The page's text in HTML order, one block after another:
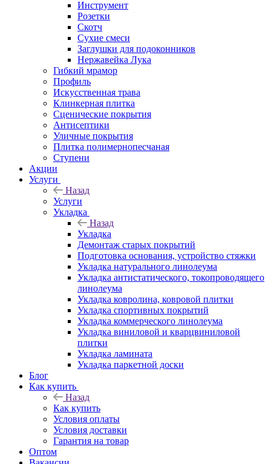
Инструмент
Розетки
Скотч
Сухие смеси
Заглушки для подоконников
Нержавейка Лука
Гибкий мрамор
Профиль
Искусственная трава
Клинкерная плитка
Сценические покрытия
Антисептики
Уличные покрытия
Плитка полимернопесчаная
Ступени
Акции
Услуги
Назад
Услуги
Укладка
Назад
Укладка
Демонтаж старых покрытий
Подготовка основания, устройство стяжки
Укладка натурального линолеума
Укладка антистатического, токопроводящего
линолеума
Укладка ковролина, ковровой плитки
Укладка спортивных покрытий
Укладка коммерческого линолеума
Укладка виниловой и кварцвиниловой
плитки
Укладка ламината
Укладка паркетной доски
Блог
Как купить
Назад
Как купить
Условия оплаты
Условия доставки
Гарантия на товар
Оптом